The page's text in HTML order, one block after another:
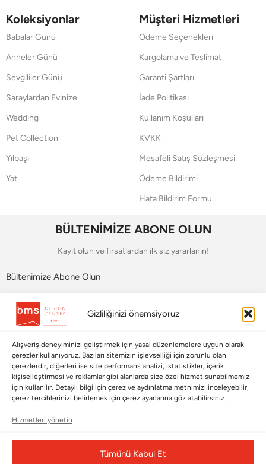
Gizliliğinizi önemsiyoruz
Alışveriş deneyiminizi geliştirmek için yasal düzenlemelere uygun olarak
çerezler kullanıyoruz. Bazıları sitemizin işlevselliği için zorunlu olan
çerezlerdir, diğerleri ise site performans analizi, istatistikler, içerik
kişiselleştirmesi ve reklamlar gibi alanlarda size özel hizmet sunabilmemiz
için kullanılır. Detaylı bilgi için çerez ve aydınlatma metnimizi inceleyebilir,
çerez tercihlerinizi belirlemek için çerez ayarlarına göz atabilirsiniz.
Hizmetleri yönetin
Tümünü Kabul Et
Koleksiyonlar
Babalar Günü
Anneler Günü
Sevgililer Günü
Saraylardan Evinize
Wedding
Pet Collection
Yılbaşı
Yat
Müşteri Hizmetleri
Ödeme Seçenekleri
Kargolama ve Teslimat
Garanti Şartları
İade Politikası
Kullanım Koşulları
KVKK
Mesafeli Satış Sözleşmesi
Ödeme Bildirimi
Hata Bildirim Formu
BÜLTENİMİZE ABONE OLUN
Kayıt olun ve fırsatlardan ilk siz yararlanın!
Bültenimize Abone Olun